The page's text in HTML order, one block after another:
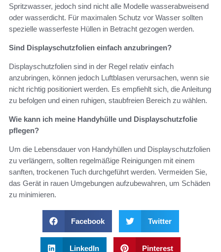
Spritzwasser, jedoch sind nicht alle Modelle wasserabweisend
oder wasserdicht. Für maximalen Schutz vor Wasser sollten
spezielle wasserfeste Hüllen in Betracht gezogen werden.
Sind Displayschutzfolien einfach anzubringen?
Displayschutzfolien sind in der Regel relativ einfach
anzubringen, können jedoch Luftblasen verursachen, wenn sie
nicht richtig positioniert werden. Es empfiehlt sich, die Anleitung
zu befolgen und einen ruhigen, staubfreien Bereich zu wählen.
Wie kann ich meine Handyhülle und Displayschutzfolie
pflegen?
Um die Lebensdauer von Handyhüllen und Displayschutzfolien
zu verlängern, sollten regelmäßige Reinigungen mit einem
sanften, trockenen Tuch durchgeführt werden. Vermeiden Sie,
das Gerät in rauen Umgebungen aufzubewahren, um Schäden
zu minimieren.
Facebook Twitter
LinkedIn Pinterest